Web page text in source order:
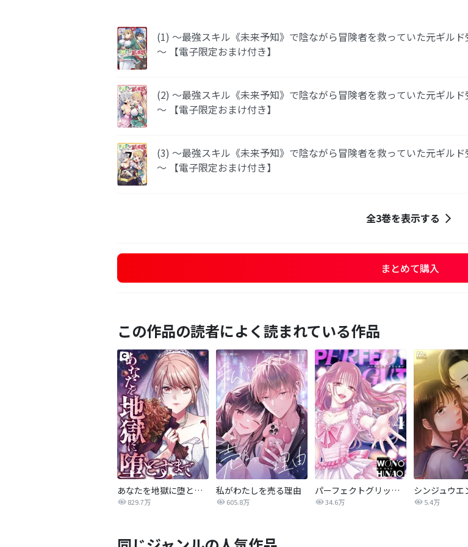
(1) ～最強スキル《未来予知》で陰ながら冒険者を救っていた元ギル
～ 【電子限定おまけ付き】
(2) ～最強スキル《未来予知》で陰ながら冒険者を救っていた元ギル
～ 【電子限定おまけ付き】
(3) ～最強スキル《未来予知》で陰ながら冒険者を救っていた元ギル
～ 【電子限定おまけ付き】
全3巻を表示する
まとめて購入
この作品の読者によく読まれている作品
あなたを地獄に堕とすまで
829.7万
私がわたしを売る理由
605.8万
パーフェクトグリッター
34.6万 5.4万